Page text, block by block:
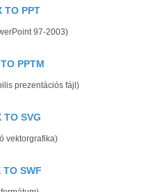
TO PPT
97-2003)
PPTM
prezentációs fájl)
TO SVG
vektorgrafika)
TO SWF